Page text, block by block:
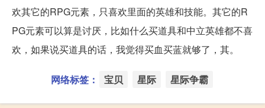
欢其它的RPG元素，只喜欢里面的英雄和技能。其它的R
PG元素可以算是讨厌，比如什么买道具和中立英雄都不喜
欢，如果说买道具的话，我觉得买血买蓝就够了，其。
网络标签： 宝贝 星际 星际争霸